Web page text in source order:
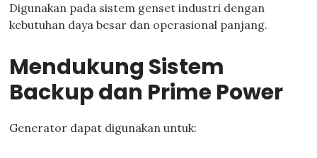
Digunakan pada sistem genset industri dengan
kebutuhan daya besar dan operasional panjang.
Mendukung Sistem
Backup dan Prime Power
Generator dapat digunakan untuk: